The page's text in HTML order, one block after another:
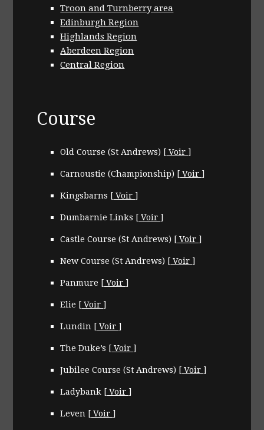
Troon and Turnberry area
Edinburgh Region
Highlands Region
Aberdeen Region
Central Region
Course
Old Course (St Andrews) [ Voir ]
Carnoustie (Championship) [ Voir ]
Kingsbarns [ Voir ]
Dumbarnie Links [ Voir ]
Castle Course (St Andrews) [ Voir ]
New Course (St Andrews) [ Voir ]
Panmure [ Voir ]
Elie [ Voir ]
Lundin [ Voir ]
The Duke’s [ Voir ]
Jubilee Course (St Andrews) [ Voir ]
Ladybank [ Voir ]
Leven [ Voir ]